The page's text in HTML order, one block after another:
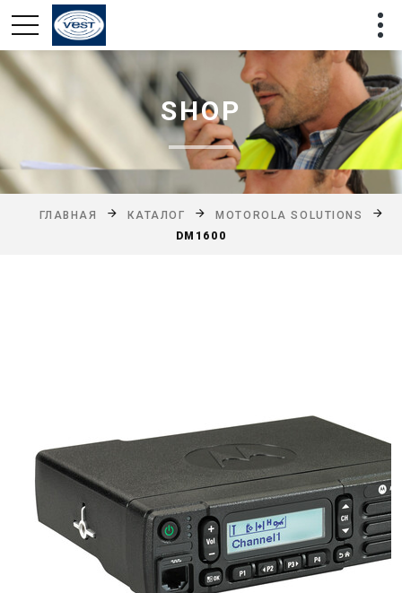
SHOP
ГЛАВНАЯ КАТАЛОГ
MOTOROLA SOLUTIONS
DM1600